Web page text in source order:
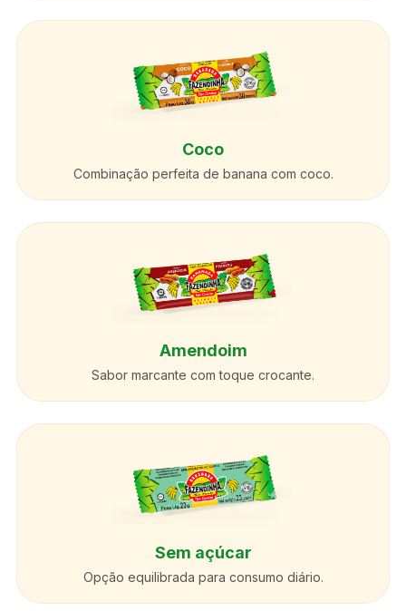
Coco
Combinação perfeita de banana com coco.
Amendoim
Sabor marcante com toque crocante.
Sem açúcar
Opção equilibrada para consumo diário.